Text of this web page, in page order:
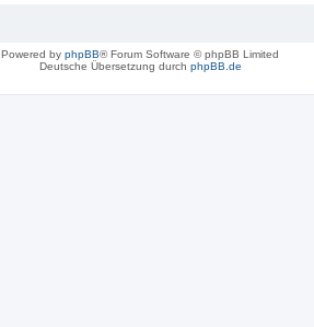
Powered by phpBB® Forum Software © phpBB Limited
Deutsche Übersetzung durch phpBB.de